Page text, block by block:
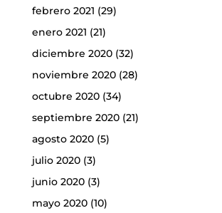
febrero 2021 (29)
enero 2021 (21)
diciembre 2020(32)
noviembre 2020(28)
octubre 2020(34)
septiembre 2020(21)
agosto 2020(5)
julio 2020(3)
junio 2020(3)
mayo 2020(10)